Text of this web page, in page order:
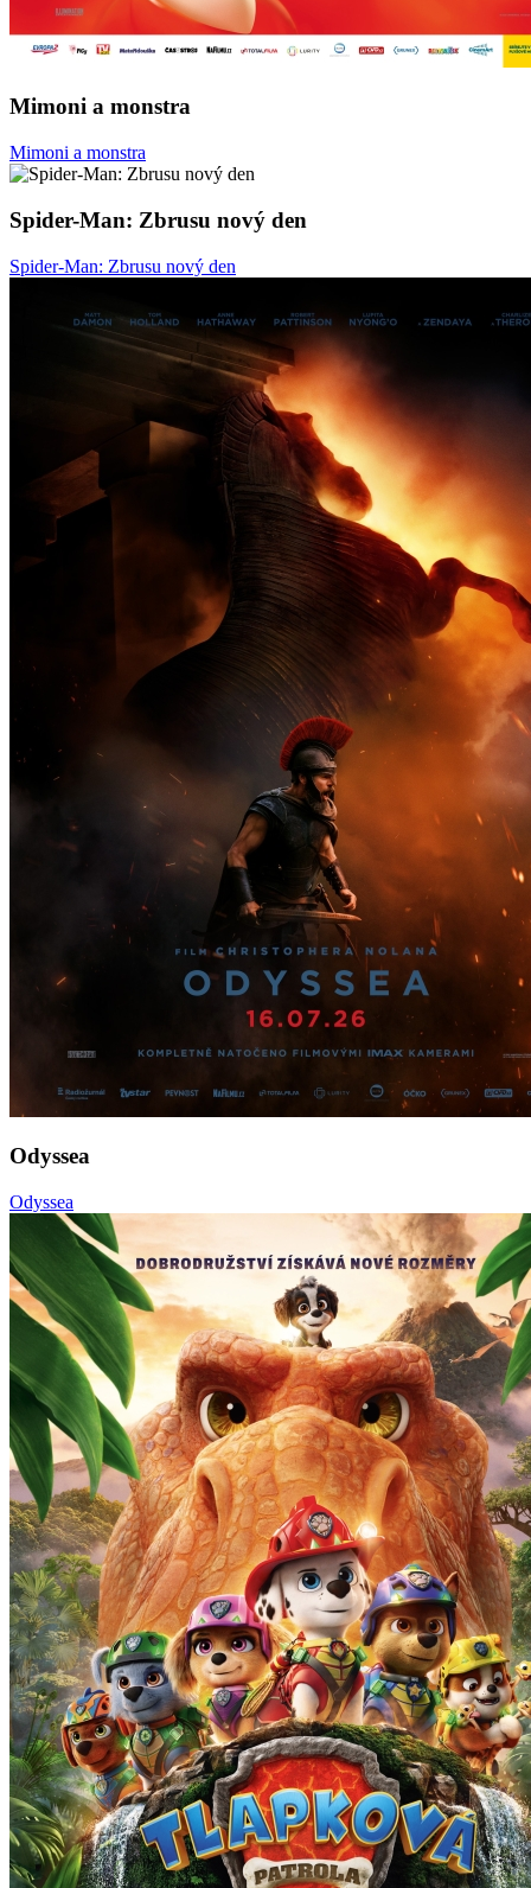
Mimoni a monstra
Mimoni a monstra
Spider-Man: Zbrusu nový den
Spider-Man: Zbrusu nový den
Odyssea
Odyssea